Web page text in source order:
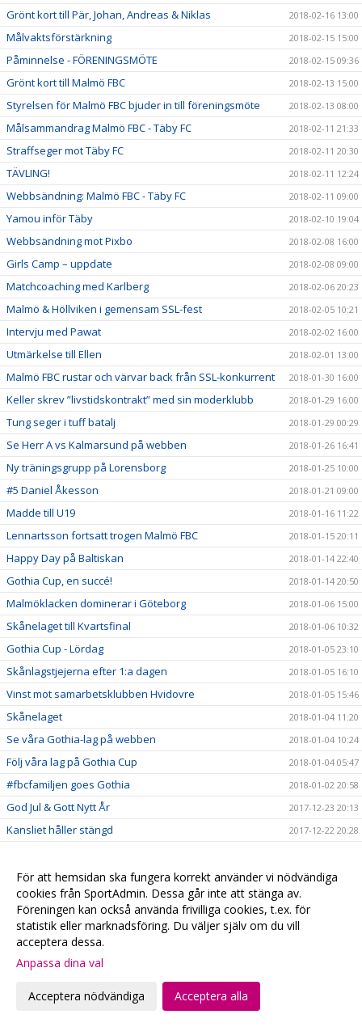
Grönt kort till Pär, Johan, Andreas & Niklas 2018-02-16 13:00
Målvaktsförstärkning 2018-02-15 15:00
Påminnelse - FÖRENINGSMÖTE 2018-02-15 09:36
Grönt kort till Malmö FBC 2018-02-13 15:00
Styrelsen för Malmö FBC bjuder in till föreningsmöte 2018-02-13 08:00
Målsammandrag Malmö FBC - Täby FC 2018-02-11 21:33
Straffseger mot Täby FC 2018-02-11 20:30
TÄVLING! 2018-02-11 12:24
Webbsändning: Malmö FBC - Täby FC 2018-02-11 09:00
Yamou inför Täby 2018-02-10 19:04
Webbsändning mot Pixbo 2018-02-08 16:00
Girls Camp – uppdate 2018-02-08 09:00
Matchcoaching med Karlberg 2018-02-06 20:23
Malmö & Höllviken i gemensam SSL-fest 2018-02-05 10:21
Intervju med Pawat 2018-02-02 16:00
Utmärkelse till Ellen 2018-02-01 13:00
Malmö FBC rustar och värvar back från SSL-konkurrent 2018-01-30 16:00
Keller skrev ”livstidskontrakt” med sin moderklubb 2018-01-29 16:00
Tung seger i tuff batalj 2018-01-29 00:29
Se Herr A vs Kalmarsund på webben 2018-01-26 16:41
Ny träningsgrupp på Lorensborg 2018-01-25 10:00
#5 Daniel Åkesson 2018-01-21 09:00
Madde till U19 2018-01-16 11:22
Lennartsson fortsatt trogen Malmö FBC 2018-01-15 20:11
Happy Day på Baltiskan 2018-01-14 22:40
Gothia Cup, en succé! 2018-01-14 20:50
Malmöklacken dominerar i Göteborg 2018-01-06 15:00
Skånelaget till Kvartsfinal 2018-01-06 10:32
Gothia Cup - Lördag 2018-01-05 23:10
Skånlagstjejerna efter 1:a dagen 2018-01-05 16:10
Vinst mot samarbetsklubben Hvidovre 2018-01-05 15:46
Skånelaget 2018-01-04 11:20
Se våra Gothia-lag på webben 2018-01-04 10:24
Följ våra lag på Gothia Cup 2018-01-04 05:47
#fbcfamiljen goes Gothia 2018-01-02 20:58
God Jul & Gott Nytt År 2017-12-23 20:13
Kansliet håller stängd 2017-12-22 20:28
Julklappstips 2 - Hushållsnära tjänster till medlemspriser 2017-12-21 12:31
Damerna vidare i SkM 2017-12-21 10:10
Målvaktsträning 2017-12-21 09:52
Julklappstips 1 – Teamson Webbutik
0 poäng...
För att hemsidan ska fungera korrekt använder vi nödvändiga
cookies från SportAdmin. Dessa går inte att stänga av.
Föreningen kan också använda frivilliga cookies, t.ex. för
statistik eller marknadsföring. Du väljer själv om du vill
acceptera dessa.
Anpassa dina val
Acceptera nödvändiga Acceptera alla